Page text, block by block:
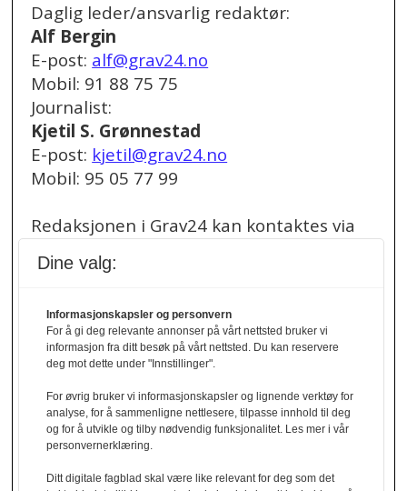
Daglig leder/ansvarlig redaktør:
Alf Bergin
E-post: alf@grav24.no
Mobil: 91 88 75 75
Journalist:
Kjetil S. Grønnestad
E-post: kjetil@grav24.no
Mobil: 95 05 77 99
Redaksjonen i Grav24 kan kontaktes via
annonser/stillingsannonser, kan du bruke
denne e-post adressen:
annonse@grav24.no
Ved å følge linken under finner du vår
personvernerklæring.
Dine valg:
Informasjonskapsler og personvern
For å gi deg relevante annonser på vårt nettsted bruker vi
informasjon fra ditt besøk på vårt nettsted. Du kan reservere
deg mot dette under "Innstillinger".
For øvrig bruker vi informasjonskapsler og lignende verktøy for
analyse, for å sammenligne nettlesere, tilpasse innhold til deg
og for å utvikle og tilby nødvendig funksjonalitet. Les mer i vår
personvernerklæring.
Ditt digitale fagblad skal være like relevant for deg som det